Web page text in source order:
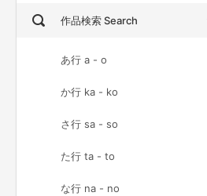
作品検索 Search
あ行 a - o
か行 ka - ko
さ行 sa - so
た行 ta - to
な行 na - no